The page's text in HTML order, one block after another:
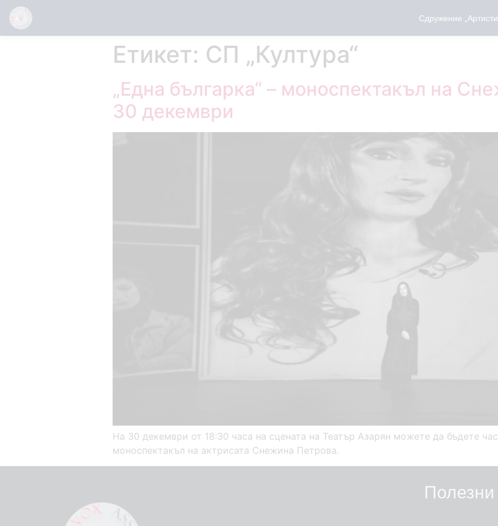
Сдружение
Етикет: СП „Култура“
„Една българка“ – моноспектакъл на
30 декември
На 30 декември от 18:30 часа на сцената на Театър Азарян можете да бъдете
моноспектакъл на актрисата Снежина Петрова.
Полезни